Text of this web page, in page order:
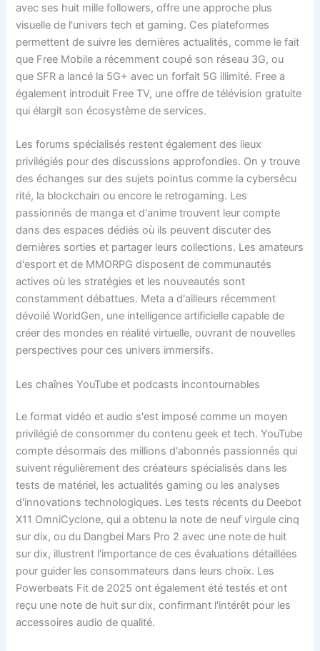
avec ses huit mille followers, offre une approche plus
visuelle de l'univers tech et gaming. Ces plateformes
permettent de suivre les dernières actualités, comme le fait
que Free Mobile a récemment coupé son réseau 3G, ou
que SFR a lancé la 5G+ avec un forfait 5G illimité. Free a
également introduit Free TV, une offre de télévision gratuite
qui élargit son écosystème de services.
Les forums spécialisés restent également des lieux
privilégiés pour des discussions approfondies. On y trouve
des échanges sur des sujets pointus comme la cybersécu
rité, la blockchain ou encore le retrogaming. Les
passionnés de manga et d'anime trouvent leur compte
dans des espaces dédiés où ils peuvent discuter des
dernières sorties et partager leurs collections. Les amateurs
d'esport et de MMORPG disposent de communautés
actives où les stratégies et les nouveautés sont
constamment débattues. Meta a d'ailleurs récemment
dévoilé WorldGen, une intelligence artificielle capable de
créer des mondes en réalité virtuelle, ouvrant de nouvelles
perspectives pour ces univers immersifs.
Les chaînes YouTube et podcasts incontournables
Le format vidéo et audio s'est imposé comme un moyen
privilégié de consommer du contenu geek et tech. YouTube
compte désormais des millions d'abonnés passionnés qui
suivent régulièrement des créateurs spécialisés dans les
tests de matériel, les actualités gaming ou les analyses
d'innovations technologiques. Les tests récents du Deebot
X11 OmniCyclone, qui a obtenu la note de neuf virgule cinq
sur dix, ou du Dangbei Mars Pro 2 avec une note de huit
sur dix, illustrent l'importance de ces évaluations détaillées
pour guider les consommateurs dans leurs choix. Les
Powerbeats Fit de 2025 ont également été testés et ont
reçu une note de huit sur dix, confirmant l'intérêt pour les
accessoires audio de qualité.